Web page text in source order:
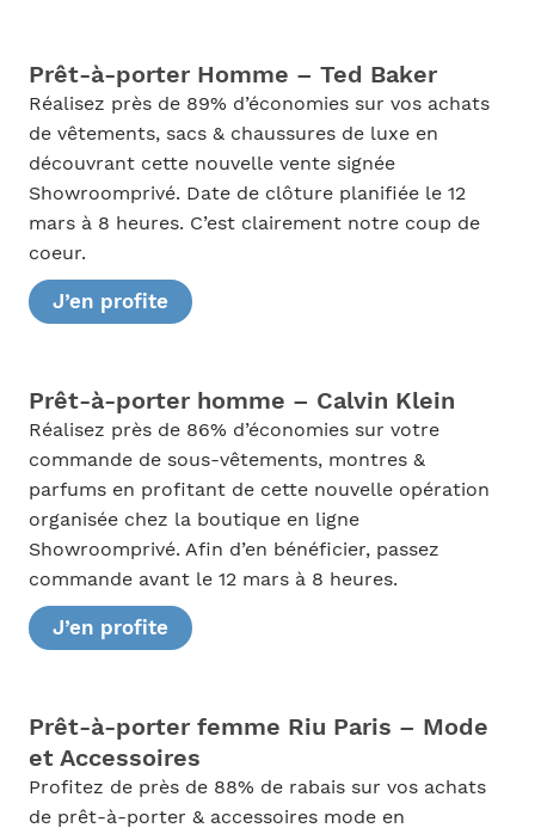
Prêt-à-porter Homme – Ted Baker
Réalisez près de 89% d’économies sur vos achats
de vêtements, sacs & chaussures de luxe en
découvrant cette nouvelle vente signée
Showroomprivé. Date de clôture planifiée le 12
mars à 8 heures. C’est clairement notre coup de
coeur.
J’en profite
Prêt-à-porter homme – Calvin Klein
Réalisez près de 86% d’économies sur votre
commande de sous-vêtements, montres &
parfums en profitant de cette nouvelle opération
organisée chez la boutique en ligne
Showroomprivé. Afin d’en bénéficier, passez
commande avant le 12 mars à 8 heures.
J’en profite
Prêt-à-porter femme Riu Paris – Mode
et Accessoires
Profitez de près de 88% de rabais sur vos achats
de prêt-à-porter & accessoires mode en